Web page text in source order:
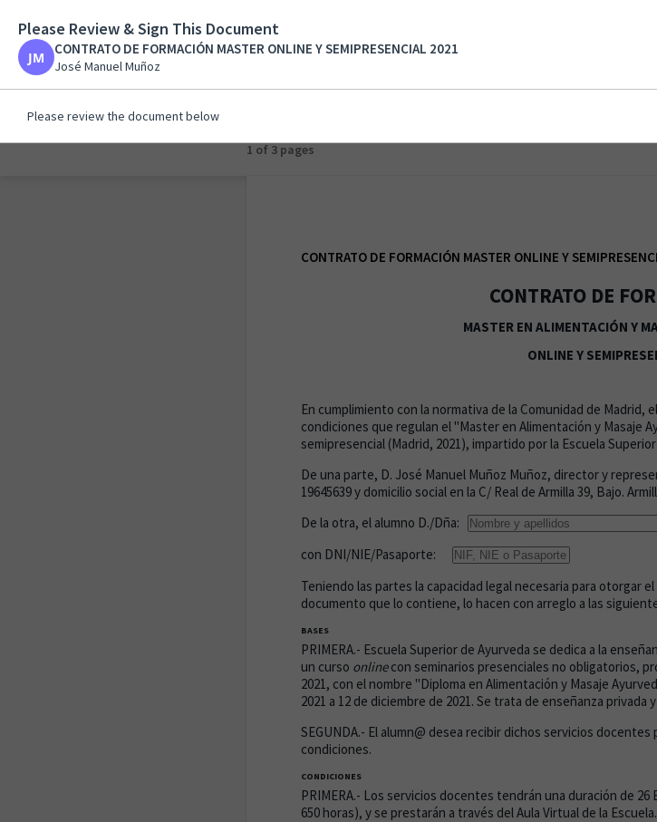
José Manuel Muñoz
1 of 1 page
CONTRATO DE FORMACIÓN MASTER ONLINE Y
CONTRATO DE
MASTER EN ALIMENTACIÓN Y
ONLINE Y
En cumplimiento con la normativa de la Comunidad de
condiciones que regulan el "Master en Alimentación y Masaje
semipresencial (Madrid, 2021), impartido por la Escuela
De una parte, D. José Manuel Muñoz Muñoz, director y
19645639 y domicilio social en la C/ Real de Armilla 39, Bajo.
De la otra, el alumno D./Dña:
con DNI/NIE/Pasaporte:
Teniendo las partes la capacidad legal necesaria para otorgar
documento que lo contiene, lo hacen con arreglo a las
BASES
PRIMERA.- Escuela Superior de Ayurveda se dedica a la
un curso onlinecon seminarios presenciales no obligatorios,
2021, con el nombre "Diploma en Alimentación y Masaje
2021 a 12 de diciembre de 2021. Se trata de enseñanza privada
SEGUNDA.- El alumn@ desea recibir dichos servicios
condiciones.
CONDICIONES
PRIMERA.- Los servicios docentes tendrán una duración de 26
650 horas), y se prestarán a través del Aula Virtual de la
Please Review & Sign This Document
CONTRATO DE FORMACIÓN MASTER ONLINE Y SEMIPRESENCIAL 2021
José Manuel Muñoz
Please review the document below